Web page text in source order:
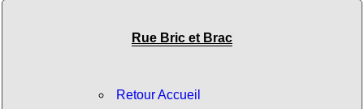
Rue Bric et Brac
Retour Accueil